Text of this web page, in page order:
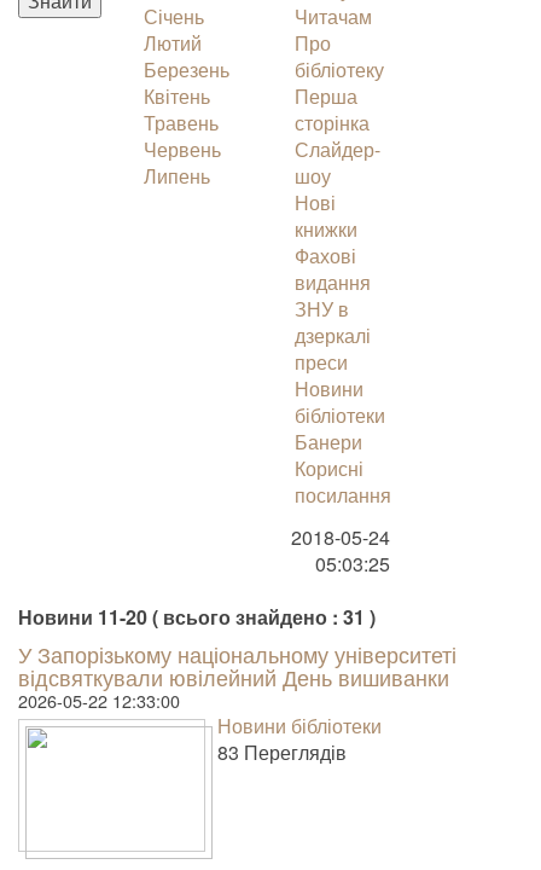
Січень
Лютий
Березень
Квітень
Травень
Червень
Липень
Читачам
Про
бібліотеку
Перша
сторінка
Слайдер-
шоу
Нові
книжки
Фахові
видання
ЗНУ в
дзеркалі
преси
Новини
бібліотеки
Банери
Корисні
посилання
2018-05-24
05:03:25
Новини 11-20 ( всього знайдено : 31 )
У Запорізькому національному університеті
відсвяткували ювілейний День вишиванки
2026-05-22 12:33:00
Новини бібліотеки
83 Пере­гля­дів